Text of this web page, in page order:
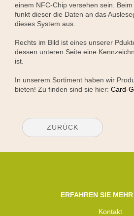
einem NFC-Chip versehen sein.
funkt dieser die Daten an das
dieses System aus.
Rechts im Bild ist eines unserer
dessen unteren Seite eine
ist.
In unserem Sortiment haben wir
bieten! Zu finden sind sie hier: Card-
ZURÜCK
ERFAHREN SIE
Kontakt